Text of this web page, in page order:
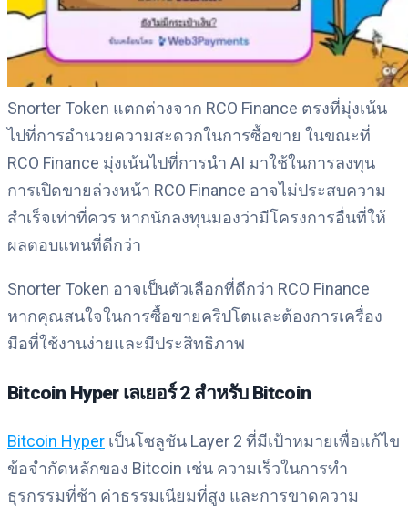
Snorter Token แตกต่างจาก RCO Finance ตรงที่มุ่งเน้น
ไปที่การอำนวยความสะดวกในการซื้อขาย ในขณะที่
RCO Finance มุ่งเน้นไปที่การนำ AI มาใช้ในการลงทุน
การเปิดขายล่วงหน้า RCO Finance อาจไม่ประสบความ
สำเร็จเท่าที่ควร หากนักลงทุนมองว่ามีโครงการอื่นที่ให้
ผลตอบแทนที่ดีกว่า
Snorter Token อาจเป็นตัวเลือกที่ดีกว่า RCO Finance
หากคุณสนใจในการซื้อขายคริปโตและต้องการเครื่อง
มือที่ใช้งานง่ายและมีประสิทธิภาพ
Bitcoin Hyper เลเยอร์ 2 สำหรับ Bitcoin
Bitcoin Hyper เป็นโซลูชัน Layer 2 ที่มีเป้าหมายเพื่อแก้ไข
ข้อจำกัดหลักของ Bitcoin เช่น ความเร็วในการทำ
ธุรกรรมที่ช้า ค่าธรรมเนียมที่สูง และการขาดความ